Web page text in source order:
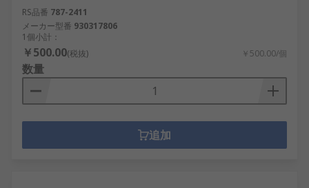
RS品番 787-2411
メーカー型番 930317806
1個小計：
￥500.00(税抜) ￥500.00/個
数量
追加